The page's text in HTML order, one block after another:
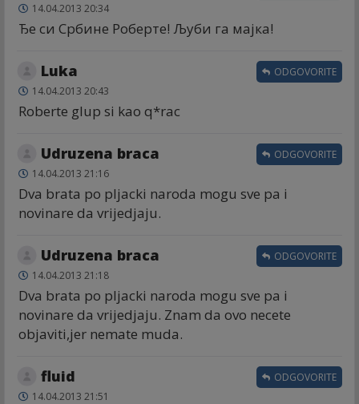
14.04.2013 20:34
Ђе си Србине Роберте! Љуби га мајка!
Luka
14.04.2013 20:43
Roberte glup si kao q*rac
ODGOVORITE
Udruzena braca
14.04.2013 21:16
Dva brata po pljacki naroda mogu sve pa i
novinare da vrijedjaju.
ODGOVORITE
Udruzena braca
14.04.2013 21:18
Dva brata po pljacki naroda mogu sve pa i
novinare da vrijedjaju. Znam da ovo necete
objaviti,jer nemate muda.
ODGOVORITE
fluid
14.04.2013 21:51
ODGOVORITE